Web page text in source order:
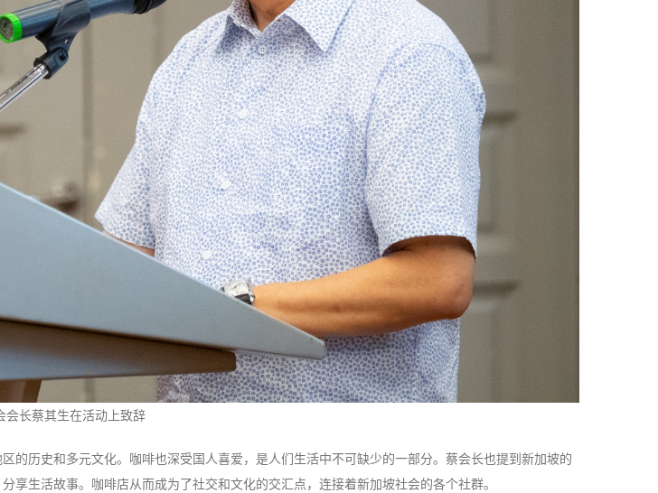
会长蔡其生在活动上致辞
的历史和多元文化。咖啡也深受国人喜爱，是人们生活中不可缺少的一部分。蔡会长也提到新加坡的
生活故事。咖啡店从而成为了社交和文化的交汇点，连接着新加坡社会的各个社群。